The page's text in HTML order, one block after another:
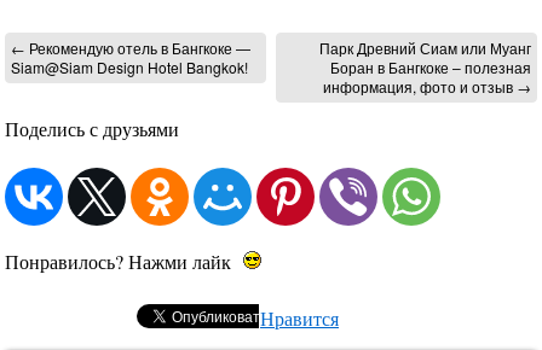
← Рекомендую отель в Бангкоке —
Siam@Siam Design Hotel Bangkok!
Парк Древний Сиам или Муанг
Боран в Бангкоке – полезная
информация, фото и отзыв →
Поделись с друзьями
Понравилось? Нажми лайк
Нравится